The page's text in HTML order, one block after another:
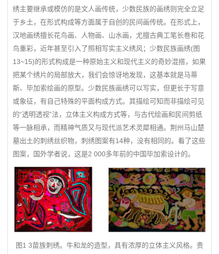
绣主要继承或模仿的是文人画传统，少数民族的画绣则完全立足
于乡土，在形式构成等方面属于自创的民间画传统。在形式上，
汉地画绣擅长花鸟画、人物画、山水画，尤擅古典工笔长卷和花
鸟重彩，近年甚至引入了照相写实主义绣风；少数民族画绣(图
13~15)的形式构成是一种原始主义和现代主义的奇妙混搭，如果
把某个绣片的局部放大，我们会惊讶地发现，这基本就是马蒂
斯、毕加索绘画的原型。少数民族画绣可以写实，但更长于写意
或象征，有自己特殊的平面构成方式。其描绘可知而非描绘可见
的“透明透视”法，立体主义构成方式等，与古代绘画和民间剪纸
等一脉相承，而精神气质又与现代派艺术灵犀相通。荆州马山楚
墓出土的刺绣丝织物，刺绣图案有14种，没有相同的。看了这些
图案，国外学者说，这是2 000多年前的中国毕加索设计的。
图1 3苗族刺绣。牛和龙的造型，具有浓厚的立体主义风格。贵